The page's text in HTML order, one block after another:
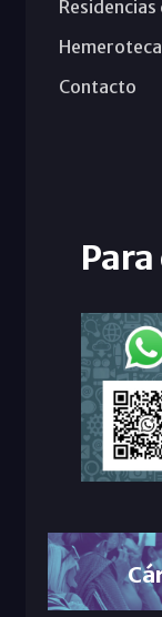
Hemeroteca
Contacto